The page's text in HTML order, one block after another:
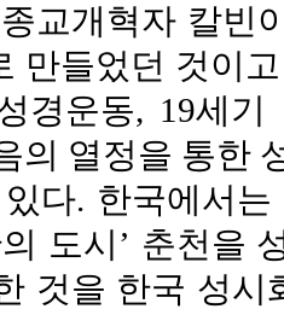
교개혁자 칼빈
만들었던 것이
경운동, 19세
의 열정을 통한
다. 한국에서
도시’ 춘천을
것을 한국 성시